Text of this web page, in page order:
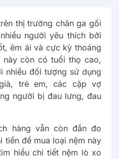
thị trường chăn ga gối
người yêu thích bởi
êm ái và cực kỳ thoáng
còn có tuổi thọ cao,
nhiều đối tượng sử dụng
trẻ em, các cặp vợ
người bị đau lưng, đau
hàng vẫn còn đắn đo
tiền để mua loại nệm này
hiểu chi tiết nệm lò xo